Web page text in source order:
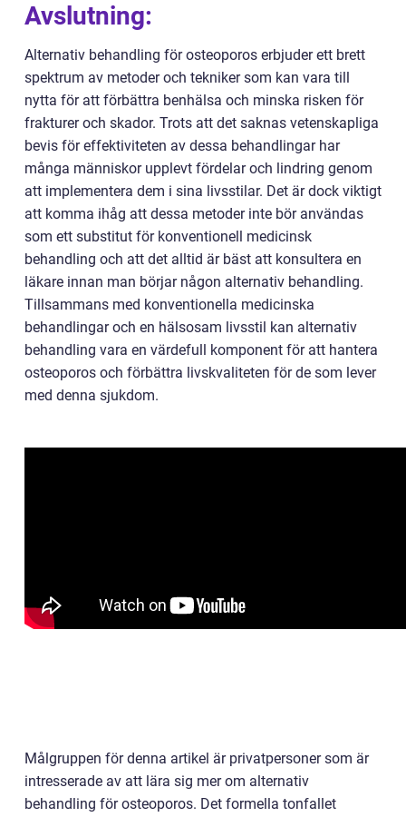
Avslutning:
Alternativ behandling för osteoporos erbjuder ett brett
spektrum av metoder och tekniker som kan vara till
nytta för att förbättra benhälsa och minska risken för
frakturer och skador. Trots att det saknas vetenskapliga
bevis för effektiviteten av dessa behandlingar har
många människor upplevt fördelar och lindring genom
att implementera dem i sina livsstilar. Det är dock viktigt
att komma ihåg att dessa metoder inte bör användas
som ett substitut för konventionell medicinsk
behandling och att det alltid är bäst att konsultera en
läkare innan man börjar någon alternativ behandling.
Tillsammans med konventionella medicinska
behandlingar och en hälsosam livsstil kan alternativ
behandling vara en värdefull komponent för att hantera
osteoporos och förbättra livskvaliteten för de som lever
med denna sjukdom.
Målgruppen för denna artikel är privatpersoner som är
intresserade av att lära sig mer om alternativ
behandling för osteoporos. Det formella tonfallet